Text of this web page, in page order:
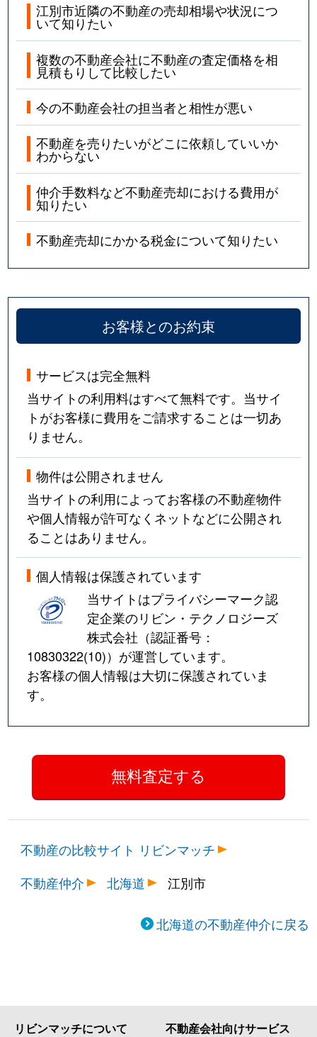
江別市近隣の不動産の売却相場や状況につ
いて知りたい
複数の不動産会社に不動産の査定価格を相
見積もりして比較したい
今の不動産会社の担当者と相性が悪い
不動産を売りたいがどこに依頼していいか
わからない
仲介手数料など不動産売却における費用が
知りたい
不動産売却にかかる税金について知りたい
お客様とのお約束
サービスは完全無料
当サイトの利用料はすべて無料です。当サイ
トがお客様に費用をご請求することは一切あ
りません。
物件は公開されません
当サイトの利用によってお客様の不動産物件
や個人情報が許可なくネットなどに公開され
ることはありません。
個人情報は保護されています
当サイトはプライバシーマーク認
定企業のリビン・テクノロジーズ
株式会社（認証番号：
10830322(10)）が運営しています。
お客様の個人情報は大切に保護されていま
す。
不動産の比較サイト リビンマッチ
不動産仲介
北海道 江別市
北海道の不動産仲介に戻る
リビンマッチについて 不動産会社向けサービス